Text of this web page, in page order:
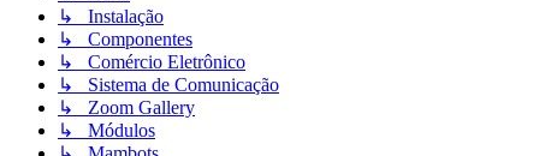
↳ Instalação
↳ Componentes
↳ Comércio Eletrônico
↳ Sistema de Comunicação
↳ Zoom Gallery
↳ Módulos